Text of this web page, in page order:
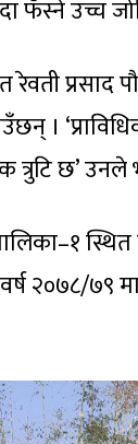
फँस्ने उच्च
प्रसाद
।
त्रुटि छ’ उनले
२०७८/७९